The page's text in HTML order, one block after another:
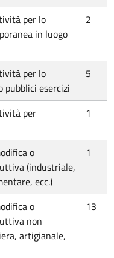
per lo
in luogo
2
per lo
esercizi
5
per
1
o
(industriale,
ecc.)
1
o
non
artigianale,
13